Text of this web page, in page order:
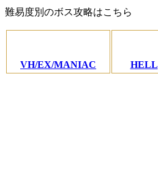
難易度別のボス攻略はこちら
VH/EX/MANIAC HELL